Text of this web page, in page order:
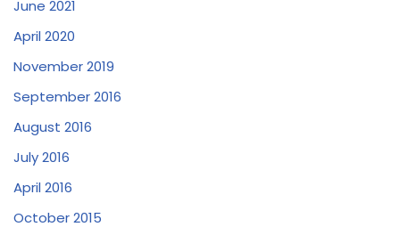
June 2021
April 2020
November 2019
September 2016
August 2016
July 2016
April 2016
October 2015